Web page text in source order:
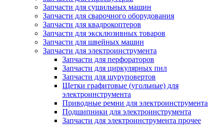
Запчасти для сушильных машин
Запчасти для сварочного оборудования
Запчасти для квадрокоптеров
Запчасти для эксклюзивных товаров
Запчасти для швейных машин
Запчасти для электроинструмента
Запчасти для перфораторов
Запчасти для циркулярных пил
Запчасти для шуруповертов
Щетки графитовые (угольные) для
электроинструмента
Приводные ремни для электроинструмента
Подшипники для электроинструмента
Запчасти для электроинструмента прочее